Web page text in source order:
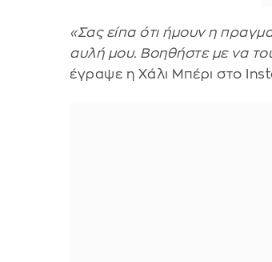
«Σας είπα ότι ήμουν η
αυλή μου. Βοηθήστε με να
έγραψε η Χάλι Μπέρι στο